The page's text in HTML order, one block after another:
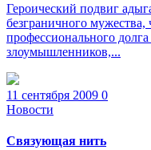
Героический подвиг
безграничного
профессионального
злоумышленников,...
11 сентября 2009 0
Новости
Связующая нить